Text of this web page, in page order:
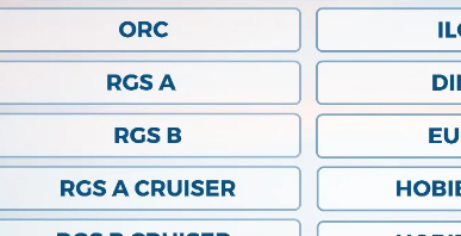
Previous Post
© 2020 Clube Naval Charitas, All Rights